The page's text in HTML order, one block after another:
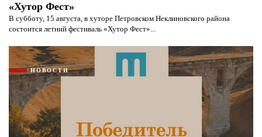
«Хутор Фест»
В субботу, 15 августа, в хуторе Петровском Неклиновского района
состоится летний фестиваль «Хутор Фест»...
НОВОСТИ